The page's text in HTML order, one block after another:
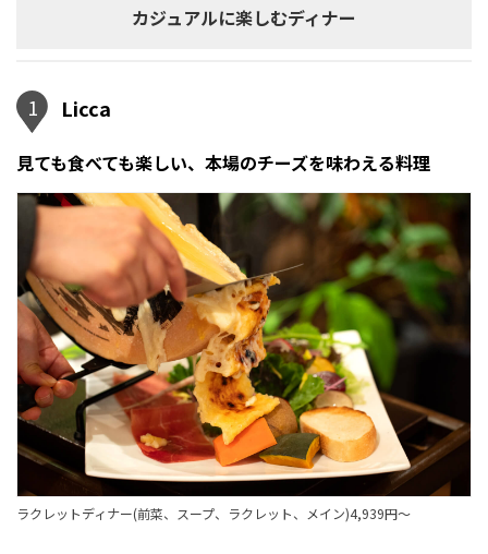
カジュアルに楽しむディナー
1 Licca
見ても食べても楽しい、本場のチーズを味わえる料理
ラクレットディナー(前菜、スープ、ラクレット、メイン)4,939円〜